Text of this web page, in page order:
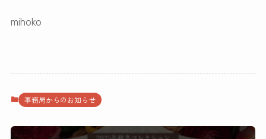
mihoko
事務局からのお知らせ